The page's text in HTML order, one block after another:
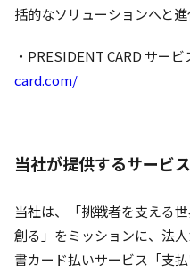
括的なソリューションへと進
・PRESIDENT CARD サービ
card.com/
当社が提供するサービ
当社は、「挑戦者を支える
創る」をミッションに、法
書カード払いサービス「支